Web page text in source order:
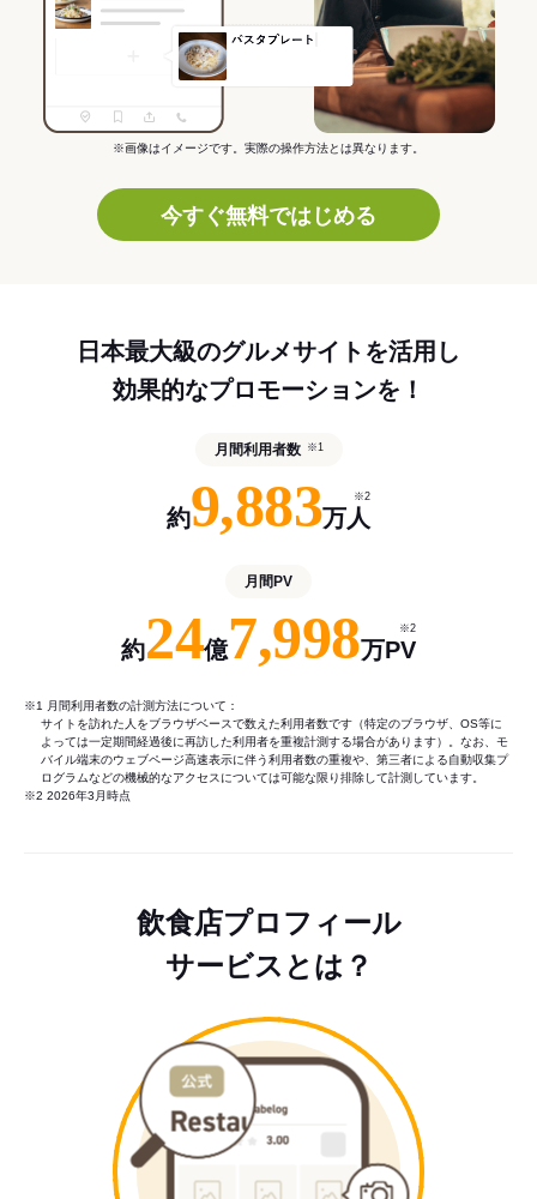
※画像はイメージです。実際の操作方法とは異なります。
今すぐ無料ではじめる
日本最大級のグルメサイトを活用し
効果的なプロモーションを！
月間利用者数 ※1
約9,883万人
※2
月間PV
約24億7,998万PV
※2
※1 月間利用者数の計測方法について：
サイトを訪れた人をブラウザベースで数えた利用者数です（特定のブラウザ、OS等に
よっては一定期間経過後に再訪した利用者を重複計測する場合があります）。なお、モ
バイル端末のウェブページ高速表示に伴う利用者数の重複や、第三者による自動収集プ
ログラムなどの機械的なアクセスについては可能な限り排除して計測しています。
※2 2026年3月時点
飲食店プロフィール
サービスとは？